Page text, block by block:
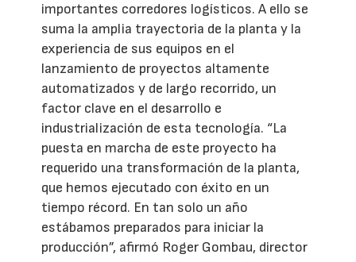
importantes corredores logísticos. A ello se
suma la amplia trayectoria de la planta y la
experiencia de sus equipos en el
lanzamiento de proyectos altamente
automatizados y de largo recorrido, un
factor clave en el desarrollo e
industrialización de esta tecnología. “La
puesta en marcha de este proyecto ha
requerido una transformación de la planta,
que hemos ejecutado con éxito en un
tiempo récord. En tan solo un año
estábamos preparados para iniciar la
producción”, afirmó Roger Gombau, director